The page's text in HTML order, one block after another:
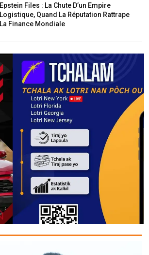
Epstein Files : La Chute D’un Empire
Logistique, Quand La Réputation Rattrape
La Finance Mondiale